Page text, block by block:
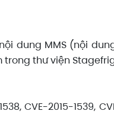
dung MMS (nội
trong thư viện
CVE-2015-1539,